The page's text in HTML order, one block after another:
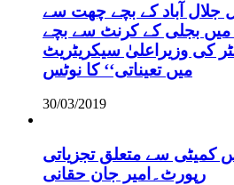
جلال آباد کے بچے چھت سے
بجلی کے کرنٹ سے بچے
کی وزیراعلیٰ سیکریٹریٹ
میں تعیناتی‘‘ کا نوٹس
30/03/2019
کمیٹی سے متعلق تجزیاتی
رپورٹ۔امیر جان حقانی